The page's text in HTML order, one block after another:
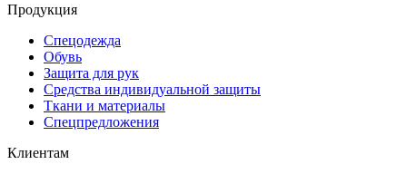
Продукция
Спецодежда
Обувь
Защита для рук
Средства индивидуальной защиты
Ткани и материалы
Спецпредложения
Клиентам